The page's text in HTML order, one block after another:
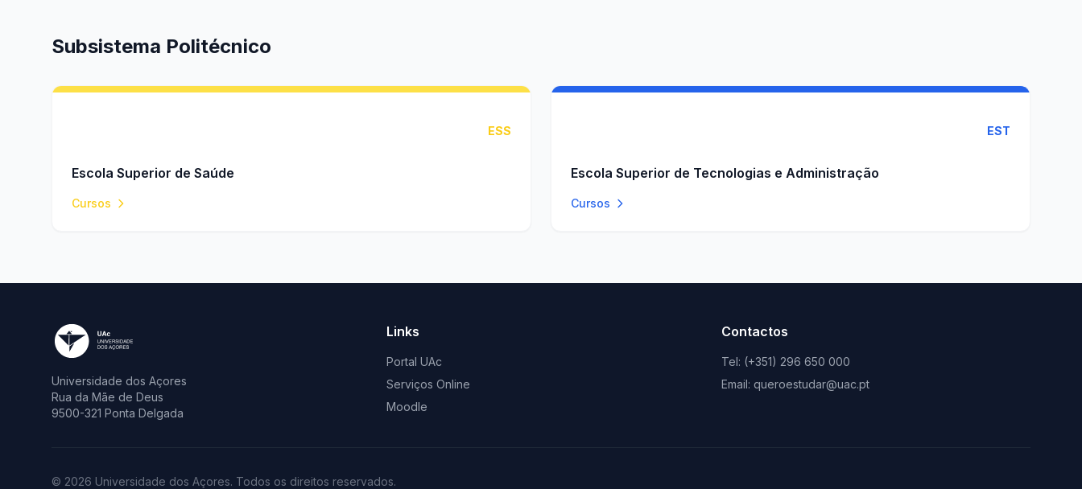
Subsistema Politécnico
ESS
Escola Superior de Saúde
Cursos
EST
Escola Superior de Tecnologias e Administração
Cursos
Universidade dos Açores
Rua da Mãe de Deus
9500-321 Ponta Delgada
Links
Portal UAc
Serviços Online
Moodle
Contactos
Tel: (+351) 296 650 000
Email: queroestudar@uac.pt
© 2026 Universidade dos Açores. Todos os direitos reservados.